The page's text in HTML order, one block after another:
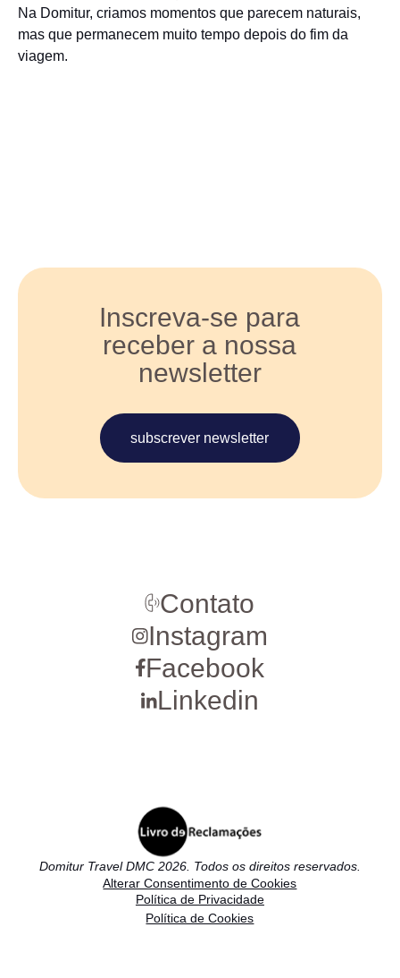
Na Domitur, criamos momentos que parecem naturais,
mas que permanecem muito tempo depois do fim da
viagem.
Inscreva-se para
receber a nossa
newsletter
subscrever newsletter
Contato
Instagram
Facebook
Linkedin
Domitur Travel DMC 2026. Todos os direitos reservados.
Alterar Consentimento de Cookies
Política de Privacidade
Política de Cookies